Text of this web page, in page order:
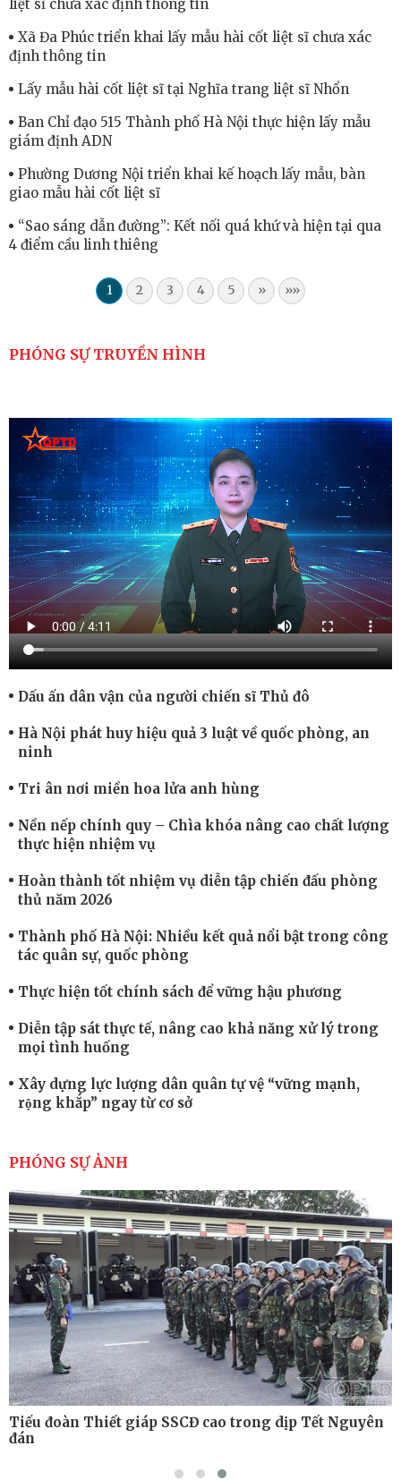
liệt sĩ chưa xác định thông tin
Xã Đa Phúc triển khai lấy mẫu hài cốt liệt sĩ chưa xác
định thông tin
Lấy mẫu hài cốt liệt sĩ tại Nghĩa trang liệt sĩ Nhổn
Ban Chỉ đạo 515 Thành phố Hà Nội thực hiện lấy mẫu
giám định ADN
Phường Dương Nội triển khai kế hoạch lấy mẫu, bàn
giao mẫu hài cốt liệt sĩ
“Sao sáng dẫn đường”: Kết nối quá khứ và hiện tại qua
4 điểm cầu linh thiêng
1 2 3 4 5 » »»
PHÓNG SỰ TRUYỀN HÌNH
Dấu ấn dân vận của người chiến sĩ Thủ đô
Hà Nội phát huy hiệu quả 3 luật về quốc phòng, an
ninh
Tri ân nơi miền hoa lửa anh hùng
Nền nếp chính quy – Chìa khóa nâng cao chất lượng
thực hiện nhiệm vụ
Hoàn thành tốt nhiệm vụ diễn tập chiến đấu phòng
thủ năm 2026
Thành phố Hà Nội: Nhiều kết quả nổi bật trong công
tác quân sự, quốc phòng
Thực hiện tốt chính sách để vững hậu phương
Diễn tập sát thực tế, nâng cao khả năng xử lý trong
mọi tình huống
Xây dựng lực lượng dân quân tự vệ “vững mạnh,
rộng khắp” ngay từ cơ sở
cao sức mạnh chiến đấu
Tiểu đoàn Thiết giáp hoàn thành tốt diễn tập chiến
thuật có bắn đạn thật
Nơi sinh viên rèn ý trí, luyện kỹ năng
PHÓNG SỰ ẢNH
Tiểu đoàn Thiết giáp SSCĐ cao trong dịp Tết Nguyên
đán